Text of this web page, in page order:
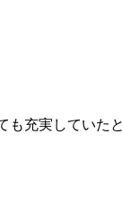
も充実していた